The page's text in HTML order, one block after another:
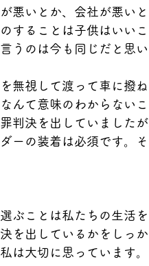
悪いとか、会社が悪い
することは子供はいい
うのは今も同じだと思い
無視して渡って車に撥
んて意味のわからない
判決を出していました
ーの装着は必須です。
ぶことは私たちの生活
を出しているかをしっ
は大切に思っています。